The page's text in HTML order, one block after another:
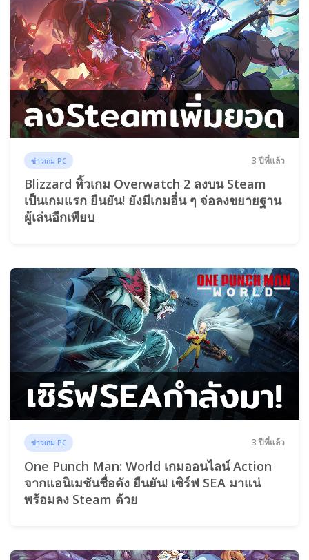
ข่าวเกม PC 3 ปีที่แล้ว
Blizzard หิ้วเกม Overwatch 2 ลงบน Steam
เป็นเกมแรก ยืนยัน! ยังมีเกมอื่น ๆ จ่อลงขยายฐาน
ผู้เล่นอีกเพียบ
ข่าวเกม PC 3 ปีที่แล้ว
One Punch Man: World เกมออนไลน์ Action
จากแอนิเมชันชื่อดัง ยืนยัน! เซิร์ฟ SEA มาแน่
พร้อมลง Steam ด้วย